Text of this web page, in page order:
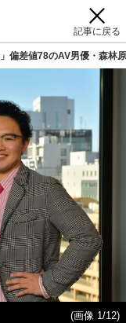
記事に戻る
偏差値78のAV男優・森林
(画像 1/12)